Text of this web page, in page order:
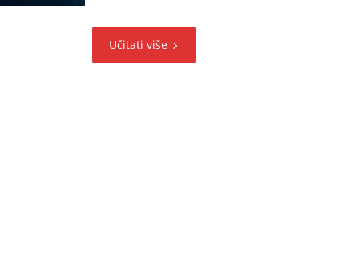
Učitati više